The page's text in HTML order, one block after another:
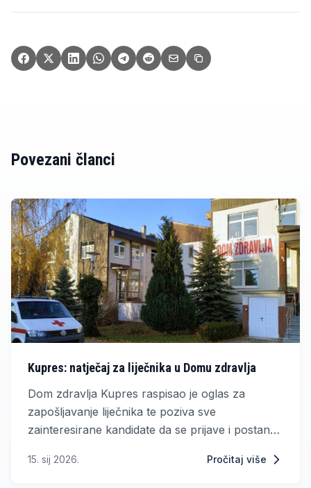
Povezani članci
Kupres: natječaj za liječnika u Domu zdravlja
Dom zdravlja Kupres raspisao je oglas za
zapošljavanje liječnika te poziva sve
zainteresirane kandidate da se prijave i postanu
stanovnika općine Kupres.
15. sij 2026. Pročitaj više